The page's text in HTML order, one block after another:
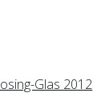
Glas 2012